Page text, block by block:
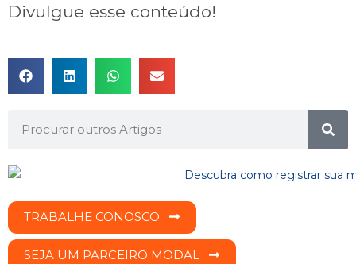
Divulgue esse conteúdo!
TRABALHE CONOSCO
SEJA UM PARCEIRO MODAL